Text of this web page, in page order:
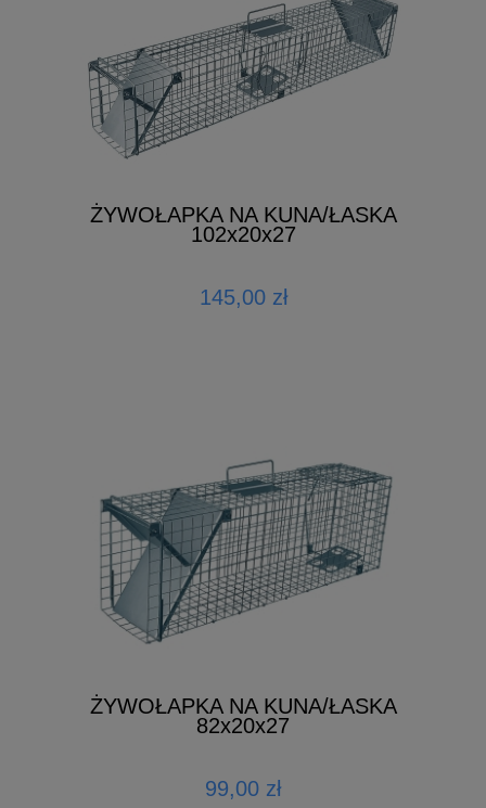
ŻYWOŁAPKA NA KUNA/ŁASKA
102x20x27
145,00 zł
ŻYWOŁAPKA NA KUNA/ŁASKA
82x20x27
99,00 zł